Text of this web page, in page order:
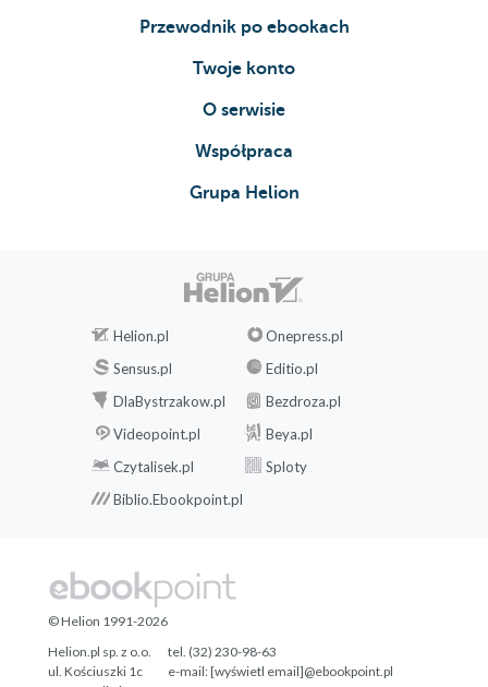
Przewodnik po ebookach
Twoje konto
O serwisie
Współpraca
Grupa Helion
Helion.pl
Onepress.pl
Sensus.pl
Editio.pl
DlaBystrzakow.pl
Bezdroza.pl
Videopoint.pl
Beya.pl
Czytalisek.pl
Sploty
Biblio.Ebookpoint.pl
© Helion 1991-2026
Helion.pl sp. z o.o.
ul. Kościuszki 1c
tel. (32) 230-98-63
e-mail:[wyświetl email]@ebookpoint.pl